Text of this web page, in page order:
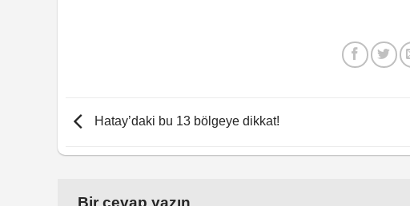
Hatay’daki bu 13 bölgeye dikkat!
Bir cevap yazın